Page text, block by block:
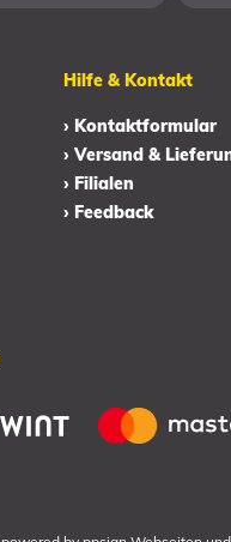
Hilfe & Kontakt
› Kontaktformular
› Versand &
› Filialen
› Feedback